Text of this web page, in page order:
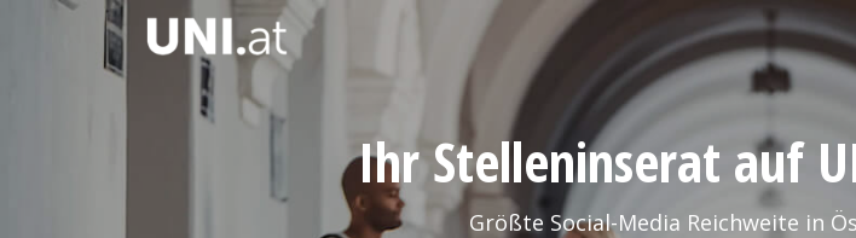
Ihr Stelleninserat auf
Größte Social-Media Reichweite in